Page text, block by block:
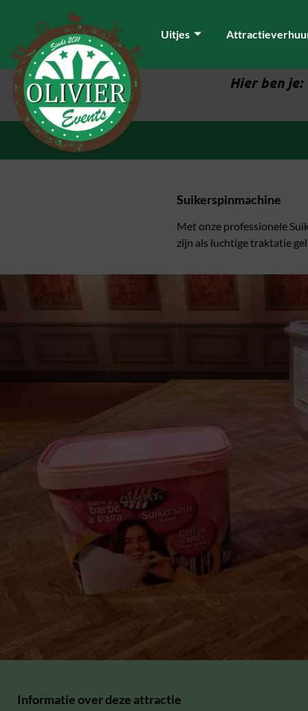
Uitjes
Hier ben je:
Suikerspinmachine
Met onze professionele
zijn als luchtige traktatie
Informatie over deze attractie